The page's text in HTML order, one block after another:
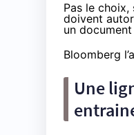
Pas le
doivent
un
Bloomberg l’a
Une